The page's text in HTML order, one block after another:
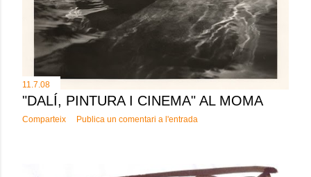
11.7.08
"DALÍ, PINTURA I CINEMA" AL MOMA
Comparteix Publica un comentari a l'entrada